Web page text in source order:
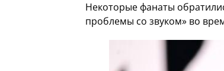
Некоторые фанаты
проблемы со звуком» во